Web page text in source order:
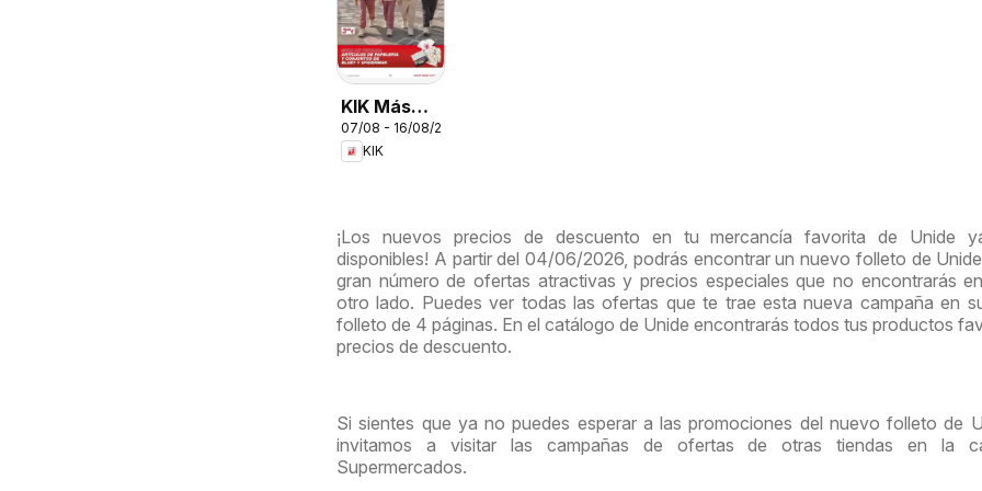
KIK Más
diversión
en el cole
07/08 - 16/08/2026
KIK
¡Los nuevos precios de descuento en tu mercancía favorita de Unide
disponibles! A partir del 04/06/2026, podrás encontrar un nuevo folleto de
gran número de ofertas atractivas y precios especiales que no encontrarás
otro lado. Puedes ver todas las ofertas que te trae esta nueva campaña en
folleto de 4 páginas. En el catálogo de Unide encontrarás todos tus productos
precios de descuento.
Si sientes que ya no puedes esperar a las promociones del nuevo folleto de
invitamos a visitar las campañas de ofertas de otras tiendas en la
Supermercados.